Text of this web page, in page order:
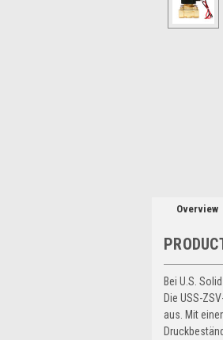
Overview
Bei U.S.
Die USS-
aus. Mit